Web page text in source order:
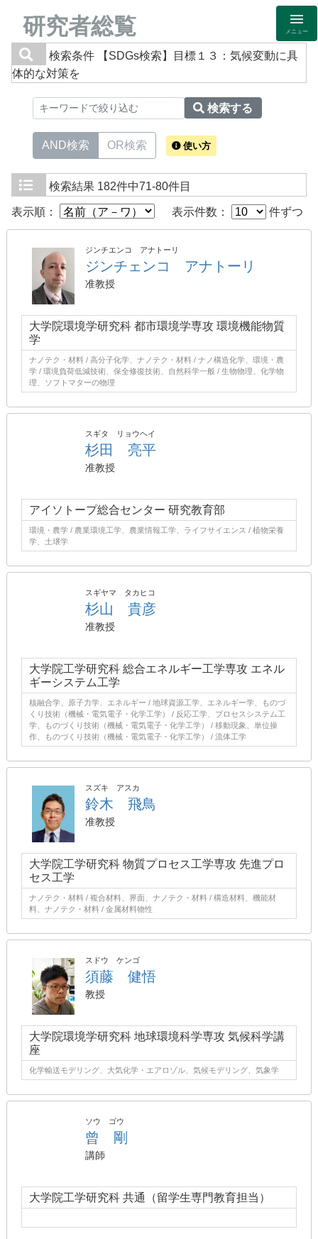
研究者総覧 メニュー
検索条件
【SDGs検索】目標１３：気候変動に具
体的な対策を
検索する
AND検索 OR検索 使い方
検索結果 182件中71-80件目
表示順： 表示件数： 件ずつ
ジンチエンコ アナトーリ
ジンチェンコ アナトーリ
准教授
大学院環境学研究科 都市環境学専攻 環境機能物質
学
ナノテク・材料 / 高分子化学、ナノテク・材料 / ナノ構造化学、環境・農
学 / 環境負荷低減技術、保全修復技術、自然科学一般 / 生物物理、化学物
理、ソフトマターの物理
スギタ リョウヘイ
杉田 亮平
准教授
アイソトープ総合センター 研究教育部
環境・農学 / 農業環境工学、農業情報工学、ライフサイエンス / 植物栄養
学、土壌学
スギヤマ タカヒコ
杉山 貴彦
准教授
大学院工学研究科 総合エネルギー工学専攻 エネル
ギーシステム工学
核融合学、原子力学、エネルギー / 地球資源工学、エネルギー学、ものづ
くり技術（機械・電気電子・化学工学） / 反応工学、プロセスシステム工
学、ものづくり技術（機械・電気電子・化学工学） / 移動現象、単位操
作、ものづくり技術（機械・電気電子・化学工学） / 流体工学
スズキ アスカ
鈴木 飛鳥
准教授
大学院工学研究科 物質プロセス工学専攻 先進プロ
セス工学
ナノテク・材料 / 複合材料、界面、ナノテク・材料 / 構造材料、機能材
料、ナノテク・材料 / 金属材料物性
スドウ ケンゴ
須藤 健悟
教授
大学院環境学研究科 地球環境科学専攻 気候科学講
座
化学輸送モデリング、大気化学・エアロゾル、気候モデリング、気象学
ソウ ゴウ
曾 剛
講師
大学院工学研究科 共通（留学生専門教育担当）